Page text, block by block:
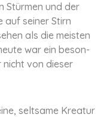
Stürmen und der
auf seiner Stirn
als die meisten
war ein beson­
nicht von dieser
seltsame Kreatur